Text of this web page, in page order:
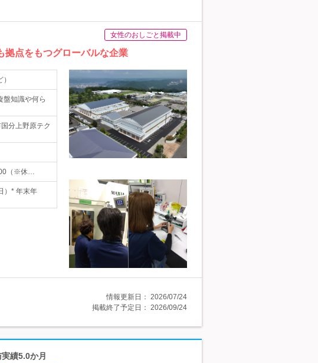
女性のおしごと掲載中
拠点をもつグローバルな企業
知識や何ら
分上野原テク
00（※休…
）* 年末年
情報更新日： 2026/07/24
掲載終了予定日： 2026/09/24
績5.0か月